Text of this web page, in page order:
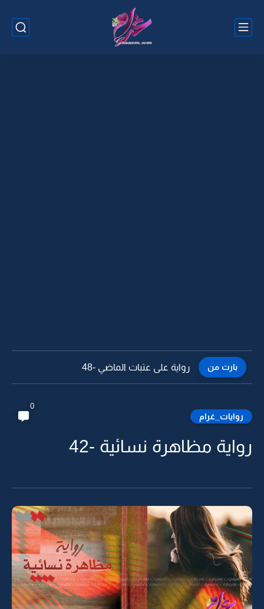
بارت من رواية على عتبات الماضي -47
روايات_غرام
0
رواية مظاهرة نسائية -42